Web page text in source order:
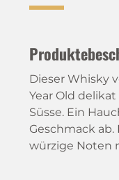
Dieser Whisky
Year Old
Süsse. Ein
Geschmack
würzige Noten